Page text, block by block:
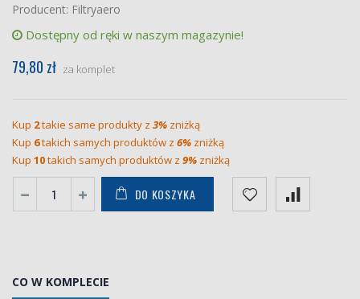
Producent: Filtryaero
Dostępny od ręki w naszym magazynie!
79,80 zł za komplet
Kup 2takie same produkty z 3% zniżką
Kup 6takich samych produktów z 6% zniżką
Kup 10takich samych produktów z 9% zniżką
DO KOSZYKA
CO W KOMPLECIE